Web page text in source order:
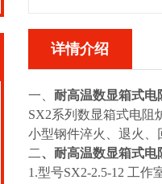
详情介绍
一、 耐高温数显箱式电
SX2系列数显箱式电阻
小型钢件淬火、退火
二、耐高温数显箱式电
1.型号SX2-2.5-12 工作